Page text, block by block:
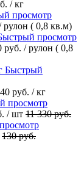
/ кг
просмотр
рулон ( 0,8 кв.м)
просмотр
руб. / рулон ( 0,8
Быстрый
руб. / кг
просмотр
/ шт 11 330 руб.
130 руб.